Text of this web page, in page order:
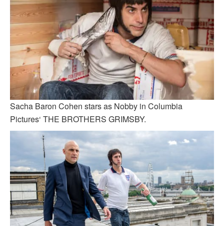
Sacha Baron Cohen stars as Nobby in Columbia
Pictures‘ THE BROTHERS GRIMSBY.